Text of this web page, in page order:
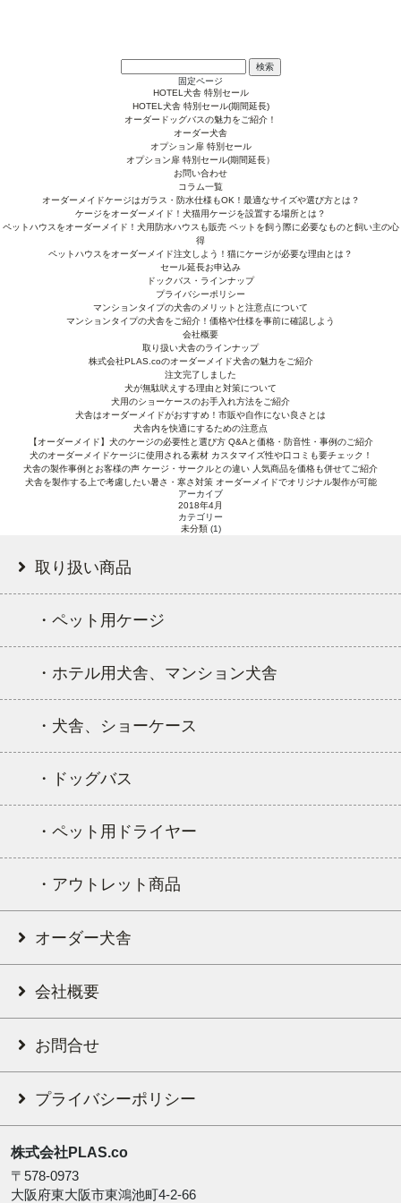
索:
固定ページ
HOTEL犬舎 特別セール
HOTEL犬舎 特別セール(期間延長)
オーダードッグバスの魅力をご紹介！
オーダー犬舎
オプション扉 特別セール
オプション扉 特別セール(期間延長）
お問い合わせ
コラム一覧
オーダーメイドケージはガラス・防水仕様もOK！最適なサイズや選び方とは？
ケージをオーダーメイド！犬猫用ケージを設置する場所とは？
ペットハウスをオーダーメイド！犬用防水ハウスも販売 ペットを飼う際に必要なものと飼い主の心
得
ペットハウスをオーダーメイド注文しよう！猫にケージが必要な理由とは？
セール延長お申込み
ドックバス・ラインナップ
プライバシーポリシー
マンションタイプの犬舎のメリットと注意点について
マンションタイプの犬舎をご紹介！価格や仕様を事前に確認しよう
会社概要
取り扱い犬舎のラインナップ
株式会社PLAS.coのオーダーメイド犬舎の魅力をご紹介
注文完了しました
犬が無駄吠えする理由と対策について
犬用のショーケースのお手入れ方法をご紹介
犬舎はオーダーメイドがおすすめ！市販や自作にない良さとは
犬舎内を快適にするための注意点
【オーダーメイド】犬のケージの必要性と選び方 Q&Aと価格・防音性・事例のご紹介
犬のオーダーメイドケージに使用される素材 カスタマイズ性や口コミも要チェック！
犬舎の製作事例とお客様の声 ケージ・サークルとの違い 人気商品を価格も併せてご紹介
犬舎を製作する上で考慮したい暑さ・寒さ対策 オーダーメイドでオリジナル製作が可能
アーカイブ
2018年4月
カテゴリー
未分類(1)
取り扱い商品
・ペット用ケージ
・ホテル用犬舎、マンション犬舎
・犬舎、ショーケース
・ドッグバス
・ペット用ドライヤー
・アウトレット商品
オーダー犬舎
会社概要
お問合せ
プライバシーポリシー
株式会社PLAS.co
〒578-0973
大阪府東大阪市東鴻池町4-2-66